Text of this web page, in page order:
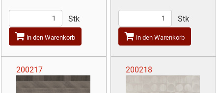
Stk
in den Warenkorb
Stk
in den Warenkorb
200217 200218